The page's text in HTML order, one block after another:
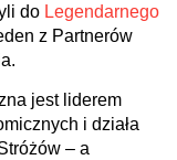
do Legendarnego
z Partnerów
jest liderem
i działa
– a